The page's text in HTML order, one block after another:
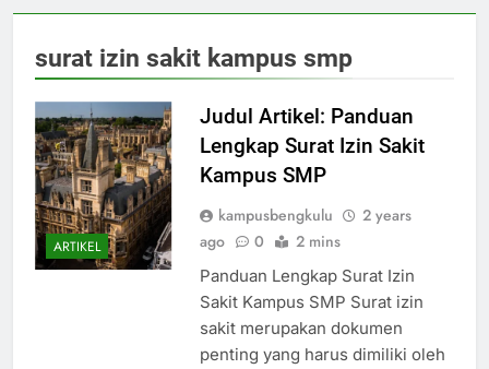
surat izin sakit kampus smp
ARTIKEL
Judul Artikel: Panduan
Lengkap Surat Izin Sakit
Kampus SMP
kampusbengkulu
2 years
ago
0 2 mins
Panduan Lengkap Surat Izin
Sakit Kampus SMP Surat izin
sakit merupakan dokumen
penting yang harus dimiliki oleh